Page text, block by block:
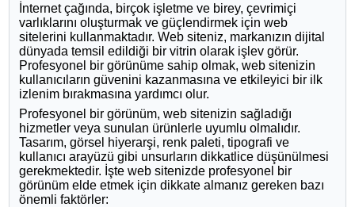
İnternet çağında, birçok işletme ve birey, çevrimiçi
varlıklarını oluşturmak ve güçlendirmek için web
sitelerini kullanmaktadır. Web siteniz, markanızın dijital
dünyada temsil edildiği bir vitrin olarak işlev görür.
Profesyonel bir görünüme sahip olmak, web sitenizin
kullanıcıların güvenini kazanmasına ve etkileyici bir ilk
izlenim bırakmasına yardımcı olur.
Profesyonel bir görünüm, web sitenizin sağladığı
hizmetler veya sunulan ürünlerle uyumlu olmalıdır.
Tasarım, görsel hiyerarşi, renk paleti, tipografi ve
kullanıcı arayüzü gibi unsurların dikkatlice düşünülmesi
gerekmektedir. İşte web sitenizde profesyonel bir
görünüm elde etmek için dikkate almanız gereken bazı
önemli faktörler: